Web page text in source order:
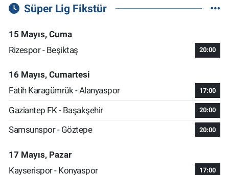
Süper Lig Fikstür
15 Mayıs, Cuma
Rizespor - Beşiktaş
20:00
16 Mayıs, Cumartesi
Fatih Karagümrük - Alanyaspor
17:00
Gaziantep FK - Başakşehir 20:00
Samsunspor - Göztepe 20:00
17 Mayıs, Pazar
Kayserispor - Konyaspor
17:00